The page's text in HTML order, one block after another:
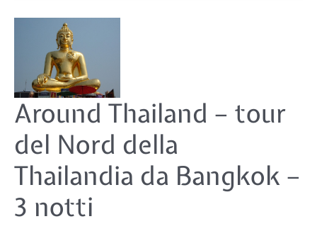
Around Thailand – tour
del Nord della
Thailandia da Bangkok –
3 notti
Around
Thailand
–
tour
del
Nord
della
da
Bangkok
notti